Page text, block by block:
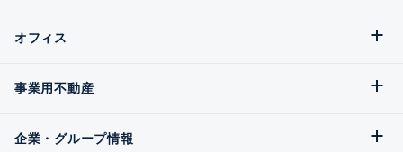
オフィス
事業用不動産
企業・グループ情報